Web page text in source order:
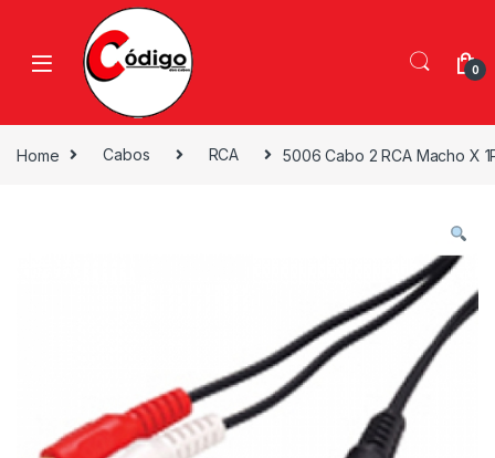
0
Home Cabos RCA 5006 Cabo 2 RCA Macho X